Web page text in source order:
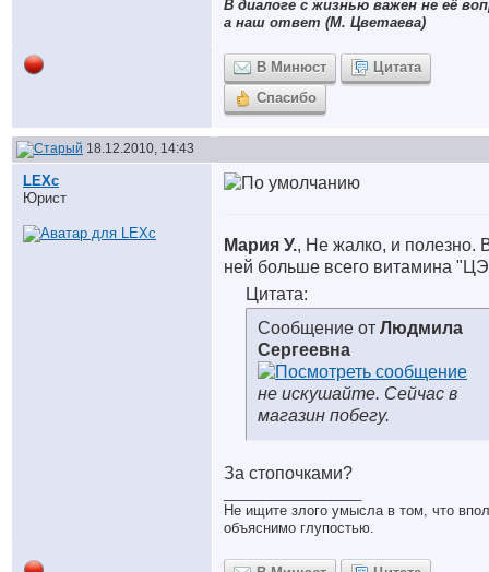
В диалоге с жизнью важен не её
а наш ответ (М. Цветаева)
В Минюст
Цитата
Спасибо
18.12.2010, 14:43
LEXc
Юрист
Мария У., Не жалко, и полезно.
ней больше всего витамина
Цитата:
Сообщение от Людмила
Сергеевна
не искушайте. Сейчас в
магазин побегу.
За стопочками?
Не ищите злого умысла в том, что
объяснимо глупостью.